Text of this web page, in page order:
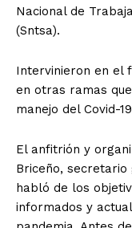
Nacional de
(Sntsa).
Intervinieron en el
en otras ramas
manejo del Covid-
El anfitrión y
Briceño, secretario
habló de los
informados y